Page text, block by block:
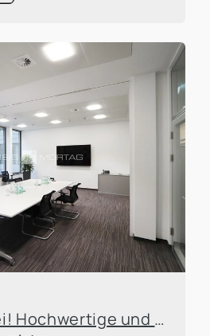
Provisionsfrei! Hochwertige und moderne Büroflächen unmittelbar am UN-Haltepunkt